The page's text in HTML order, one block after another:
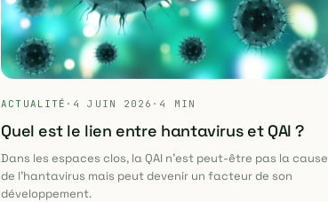
ACTUALITÉ · 4 JUIN 2026 · 4 MIN
Quel est le lien entre hantavirus et QAI ?
Dans les espaces clos, la QAI n’est peut-être pas la cause
de l’hantavirus mais peut devenir un facteur de son
développement.